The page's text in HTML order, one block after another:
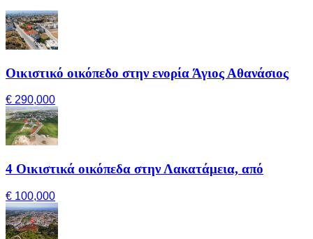
Οικιστικό οικόπεδο στην ενορία Άγιος Αθανάσιος
€ 290,000
4 Οικιστικά οικόπεδα στην Λακατάμεια, από
€ 100,000